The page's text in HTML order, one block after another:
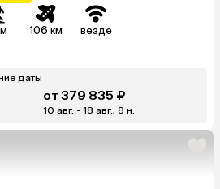
106 км везде
даты
от 379 835 ₽
10 авг. - 18 авг., 8 н.